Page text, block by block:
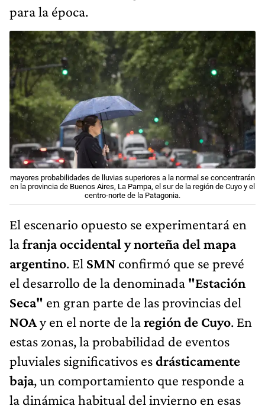
para la época.
mayores probabilidades de lluvias superiores a la normal se concentrarán
en la provincia de Buenos Aires, La Pampa, el sur de la región de Cuyo y el
centro-norte de la Patagonia.
El escenario opuesto se experimentará en
lafranja occidental y norteña del mapa
argentino. El SMN confirmó que se prevé
el desarrollo de la denominada "Estación
Seca" en gran parte de las provincias del
NOAy en el norte de laregión de Cuyo. En
estas zonas, la probabilidad de eventos
pluviales significativos esdrásticamente
baja, un comportamiento que responde a
la dinámica habitual del invierno en esas